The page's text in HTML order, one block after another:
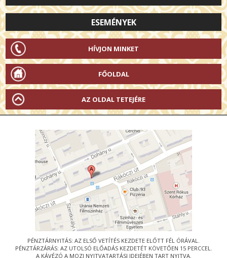
ESEMÉNYEK
HÍVJON MINKET
FŐOLDAL
AZ OLDAL TETEJÉRE
PÉNZTÁRNYITÁS: AZ ELSŐ VETÍTÉS KEZDETE ELŐTT FÉL ÓRÁVAL.
PÉNZTÁRZÁRÁS: AZ UTOLSÓ ELŐADÁS KEZDETÉT KÖVETŐEN 15 PERCCEL.
A KÁVÉZÓ A MOZI NYITVATARTÁSI IDEJÉBEN TART NYITVA.